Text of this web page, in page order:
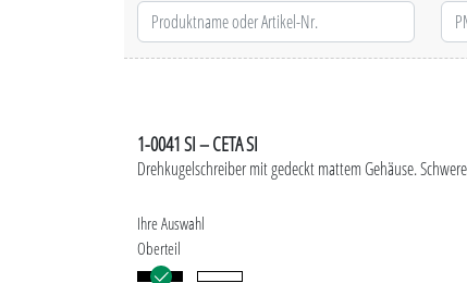
1-0041 SI – CETA SI
Drehkugelschreiber mit gedeckt mattem Gehäuse.
Ihre Auswahl
Oberteil